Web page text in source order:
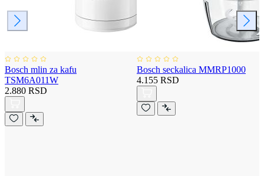
Bosch mlin za kafu
TSM6A011W
2.880 RSD
Bosch seckalica MMRP1000
4.155 RSD